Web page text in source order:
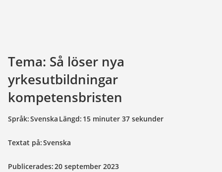
Tema: Så löser nya
yrkesutbildningar
kompetensbristen
Språk:Svenska Längd: 15 minuter 37 sekunder
Textat på:Svenska
Publicerades:20 september 2023